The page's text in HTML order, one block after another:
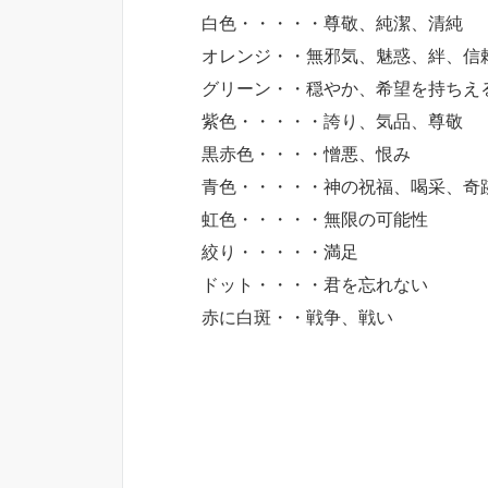
白色・・・・・尊敬、純潔、清純
オレンジ・・無邪気、魅惑、絆、信
グリーン・・穏やか、希望を持ちえ
紫色・・・・・誇り、気品、尊敬
黒赤色・・・・憎悪、恨み
青色・・・・・神の祝福、喝采、奇
虹色・・・・・無限の可能性
絞り・・・・・満足
ドット・・・・君を忘れない
赤に白斑・・戦争、戦い